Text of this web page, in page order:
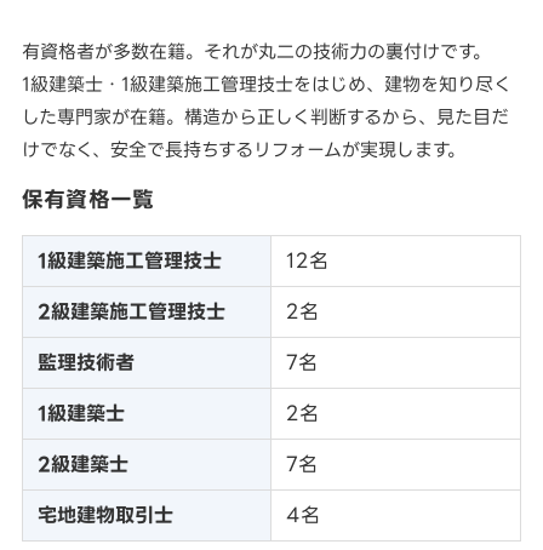
有資格者が多数在籍。それが丸二の技術力の裏付けです。
1級建築士・1級建築施工管理技士をはじめ、建物を知り尽く
した専門家が在籍。構造から正しく判断するから、見た目だ
けでなく、安全で長持ちするリフォームが実現します。
保有資格一覧
1級建築施工管理技士 12名
2級建築施工管理技士 2名
監理技術者 7名
1級建築士 2名
2級建築士 7名
宅地建物取引士 4名